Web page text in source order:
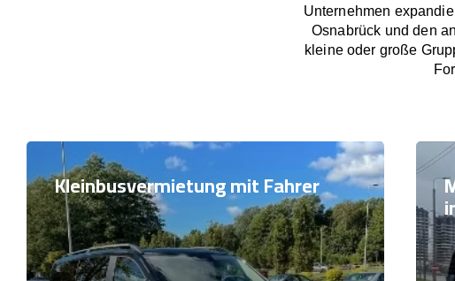
Unternehmen
Osnabrück und den
kleine oder große
Kleinbusvermietung mit Fahrer